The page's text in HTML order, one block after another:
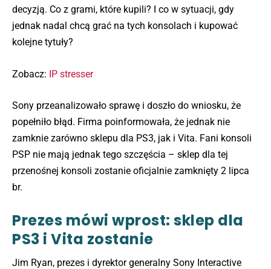
decyzją. Co z grami, które kupili? I co w sytuacji, gdy
jednak nadal chcą grać na tych konsolach i kupować
kolejne tytuły?
Zobacz: IP stresser
Sony przeanalizowało sprawę i doszło do wniosku, że
popełniło błąd. Firma poinformowała, że jednak nie
zamknie zarówno sklepu dla PS3, jak i Vita. Fani konsoli
PSP nie mają jednak tego szczęścia – sklep dla tej
przenośnej konsoli zostanie oficjalnie zamknięty 2 lipca
br.
Prezes mówi wprost: sklep dla
PS3 i Vita zostanie
Jim Ryan, prezes i dyrektor generalny Sony Interactive